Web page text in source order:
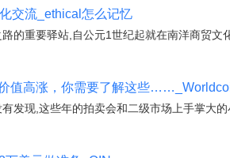
交流_ethical怎么记忆
的重要驿站,自公元1世纪起就在南洋商贸
值高涨，你需要了解这些
发现,这些年的拍卖会和二级市场上手掌大